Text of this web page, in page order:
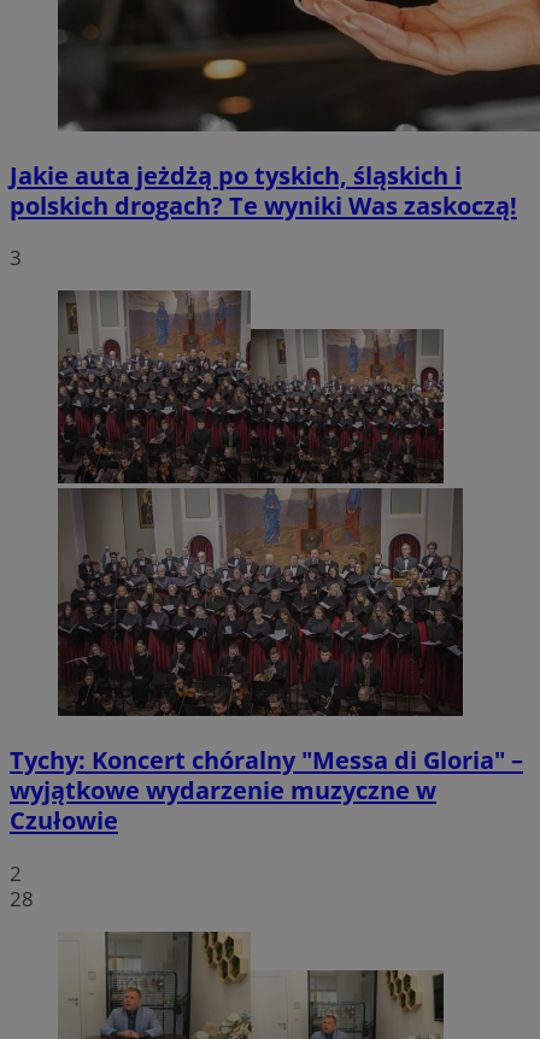
Jakie auta jeżdżą po tyskich, śląskich i
polskich drogach? Te wyniki Was zaskoczą!
3
Tychy: Koncert chóralny "Messa di Gloria" –
wyjątkowe wydarzenie muzyczne w
Czułowie
2
28